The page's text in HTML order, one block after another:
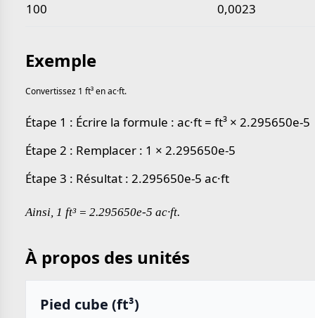
100 0,0023
Exemple
Convertissez 1 ft³ en ac·ft.
Étape 1 : Écrire la formule : ac·ft = ft³ × 2.295650e-5
Étape 2 : Remplacer : 1 × 2.295650e-5
Étape 3 : Résultat : 2.295650e-5 ac·ft
Ainsi, 1 ft³ = 2.295650e-5 ac·ft.
À propos des unités
Pied cube (ft³)